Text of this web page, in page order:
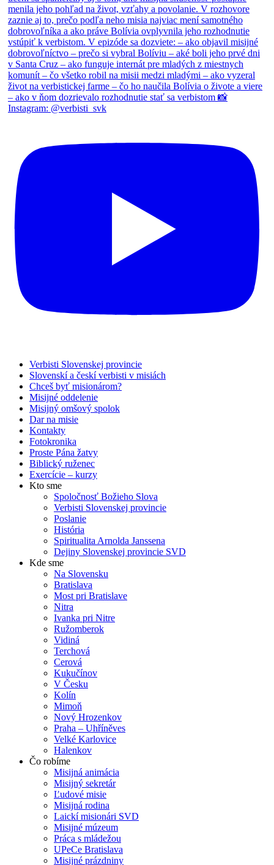
Verbisti Slovenskej provincie
Slovenskí a českí verbisti v misiách
Chceš byť misionárom?
Misijné oddelenie
Misijný omšový spolok
Dar na misie
Kontakty
Fotokronika
Proste Pána žatvy
Biblický ruženec
Exercície – kurzy
Kto sme
Spoločnosť Božieho Slova
Verbisti Slovenskej provincie
Poslanie
História
Spiritualita Arnolda Janssena
Dejiny Slovenskej provincie SVD
Kde sme
Na Slovensku
Bratislava
Most pri Bratislave
Nitra
Ivanka pri Nitre
Ružomberok
Vidiná
Terchová
Cerová
Kukučínov
V Česku
Kolín
Mimoň
Nový Hrozenkov
Praha – Uhříněves
Velké Karlovice
Halenkov
Čo robíme
Misijná animácia
Misijný sekretár
Ľudové misie
Misijná rodina
Laickí misionári SVD
Misijné múzeum
Práca s mládežou
UPeCe Bratislava
Misijné prázdniny